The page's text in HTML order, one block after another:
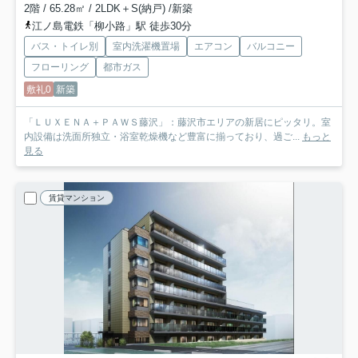
2階 / 65.28㎡ / 2LDK＋S(納戸) /新築
江ノ島電鉄「柳小路」駅 徒歩30分
バス・トイレ別 室内洗濯機置場 エアコン
バルコニー
フローリング
都市ガス
敷礼0 新築
「ＬＵＸＥＮＡ＋ＰＡＷＳ藤沢」：藤沢市エリアの新居にピッタリ。室
内設備は洗面所独立・浴室乾燥機など豊富に揃っており、過ご... もっと
見る
賃貸マンション